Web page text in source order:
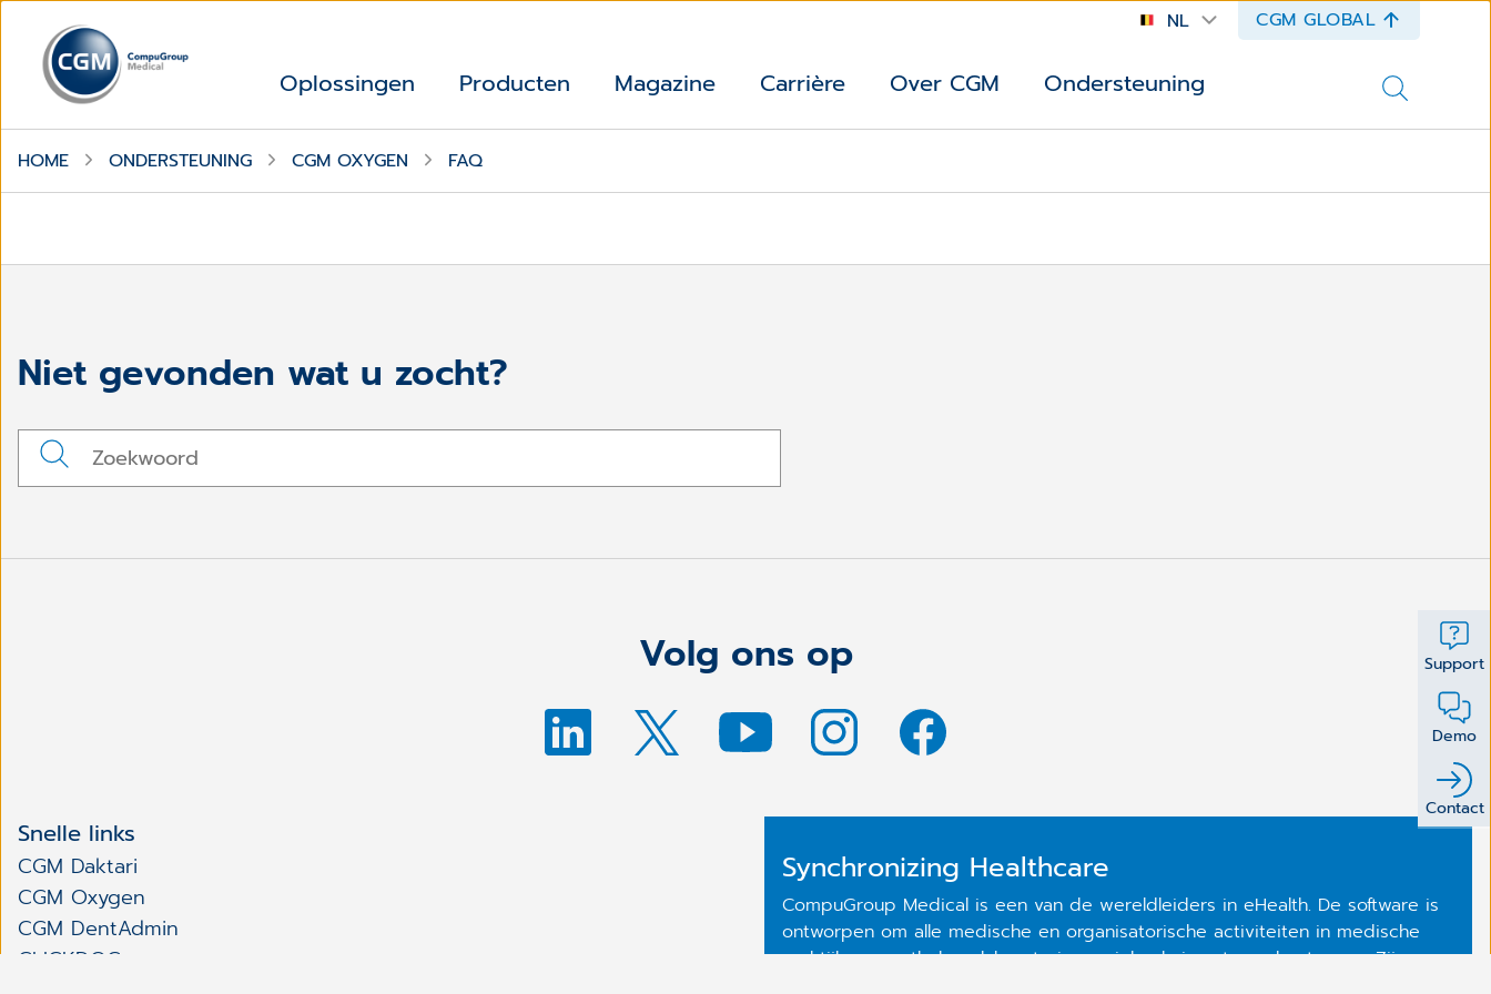
Support
Demo
Contact
NL CGM GLOBAL
Oplossingen Producten Magazine Carrière Over CGM Ondersteuning
HOME ONDERSTEUNING CGM OXYGEN FAQ
Niet gevonden wat u zocht?
Volg ons op
Snelle links
CGM Daktari
CGM Oxygen
CGM DentAdmin
CLICKDOC
Synchronizing Healthcare
CompuGroup Medical is een van de wereldleiders in eHealth. De software is
ontworpen om alle medische en organisatorische activiteiten in medische
praktijken, apotheken, laboratoria en ziekenhuizen te ondersteunen. Zijn